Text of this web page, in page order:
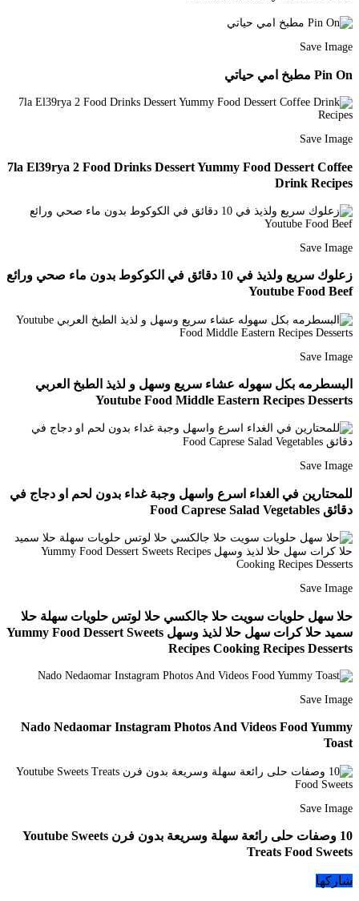
Save Image
Pin On مطبخ امي حياتي
Save Image
7la El39rya 2 Food Drinks Dessert Yummy Food Dessert Coffee
Drink Recipes
Save Image
زعلوك سريع ولذيذ في 10 دقائق في الكوكوط بدون ماء صحي ورائع
Youtube Food Beef
Save Image
البسطرمه بكل سهوله عشاء سريع وسهل و لذيذ الطبخ العربي
Youtube Food Middle Eastern Recipes Desserts
Save Image
للمحتارين في الغداء اسرع واسهل وجبة غداء بدون لحم او دجاج في
دقائق Food Caprese Salad Vegetables
Save Image
حلا سهل حلويات سويت حلا جالكسي حلا لوتس حلويات سهلة حلا
سميد حلا كرات سهل حلا لذيذ وسهل Yummy Food Dessert Sweets
Recipes Cooking Recipes Desserts
Save Image
Nado Nedaomar Instagram Photos And Videos Food Yummy
Toast
Save Image
10 وصفات حلى رائعة سهلة وسريعة بدون فرن Youtube Sweets
Treats Food Sweets
شاركها